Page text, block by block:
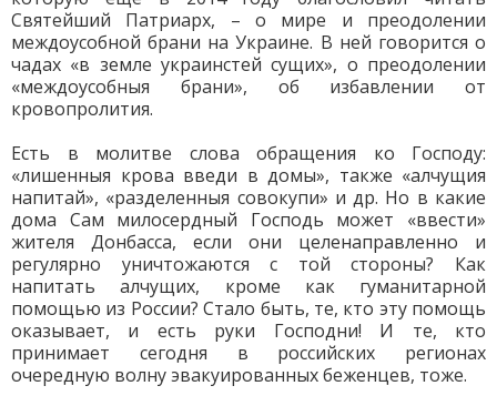
Святейший Патриарх, – о мире и преодолении
междоусобной брани на Украине. В ней говорится о
чадах «в земле украинстей сущих», о преодолении
«междоусобныя брани», об избавлении от
кровопролития.
Есть в молитве слова обращения ко Господу:
«лишенныя крова введи в домы», также «алчущия
напитай», «разделенныя совокупи» и др. Но в какие
дома Сам милосердный Господь может «ввести»
жителя Донбасса, если они целенаправленно и
регулярно уничтожаются с той стороны? Как
напитать алчущих, кроме как гуманитарной
помощью из России? Стало быть, те, кто эту помощь
оказывает, и есть руки Господни! И те, кто
принимает сегодня в российских регионах
очередную волну эвакуированных беженцев, тоже.